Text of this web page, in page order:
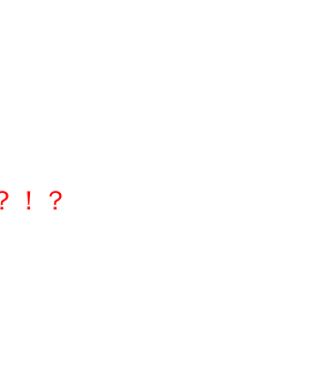
！？